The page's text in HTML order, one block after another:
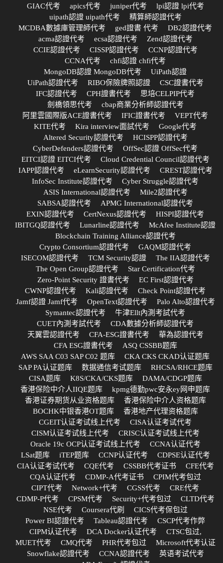
GIAC代考
apics代考 juniper代考
lpi認證 lpi代考
uipath認證 uipath代考
精算師認證代考
MCDBA數據庫管理師代考
ged證書 代考
DB2認證代考
acma認證代考
ecsa認證代考
Zend認證代考
CCIE認證代考
CISSP認證代考
CCNP認證代考
CCNA代考
chfi認證 chfi代考
MongoDB認證 MongoDB代考
UiPath認證
UiPath認證代考
RIBO保險牌照認證
CSC證書代考
IFC認證代考
CPH證書代考
思培CELPIP代考
劍橋領思代考
cbap商業分析師認證代考
阿里雲國際版ACE證書代考
IFIC證書代考
VEPT代考
KITE代考
Kira interview面試代考
Google代考
Altered Security認證代考
HCISPP認證代考
CyberDefenders認證代考
OffSec認證 OffSec代考
EITCI認證 EITCI代考
Cloud Credential Council認證代考
IAPP認證代考
eLearnSecurity認證代考
CREST認證代考
InfoSec Institute認證代考
Cyber Struggle認證代考
ASIS International認證代考
Mile2認證代考
SABSA認證代考
APMG International認證代考
EXIN認證代考
CertNexus認證代考
HISPI認證代考
IBITGQ認證代考
Lunarline認證代考
McAfee Institute認證
Blockchain Training Alliance認證代考
Crypto Consortium認證代考
GAQM認證代考
ISECOM認證代考
TCM Security認證
The IIA認證代考
The Open Group認證代考
Star Certification代考
Zero-Point Security 證書代考
EC First認證代考
CWNP認證代考
Kali認證代考
Check Point認證代考
Jamf認證 Jamf代考
OpenText認證代考
Palo Alto認證代考
Symantec認證代考
牛津Ellt內測考試代考
CUET內測考試代考
CDA數據分析師認證代考
天翼雲認證代考
CFA-ESG證書代考
華為認證代考
CFA ESG證書代考
ASQ CSSBB题库
AWS SAA C03 SAP C02 题库
CKA CKS CKAD认证题库
SAP PA认证题库
数据通信考试题库
RHCSA/RHCE题库
CISA题库
K8S/CKA/CKS题库
DAMA/CDGP题库
香港保险中介人IIQE题库
kpmg德勤pwc安永ey网申题库
香港证券期货从业资格题库
香港保险中介人资格题库
BOCHK中银香港OT题库
香港地产代理资格题库
CGEIT认证考试线上代考
CISA认证考试代考
CISM认证考试线上代考
CRISC认证考试线上代考
Oracle 19c OCP认证考试线上代考
CCNA认证代考
LSat题库
iTEP题库 CCNP认证代考
CDPSE认证代考
CIA认证考试代考
CQE代考 CSSBB代考证书
CFE代考
CQA认证代考
CDMP-A代考证书
CPIM代考包过
CIPT代考
Network+代考 CGSS代考
CRE代考
CDMP-P代考
CPSM代考 Security+代考包过
CLTD代考
NSE代考
Coursera代刷
CICS代考保包过
Power BI認證代考
Tableau認證代考
CSCP代考作弊
CIPM认证代考
DCA Docker认证代考
CTSC包过,
MUET代考
CMQ代考 PHR代考包过
Microsoft代考认证
Snowflake認證代考
CCNA認證代考
英语考试代考